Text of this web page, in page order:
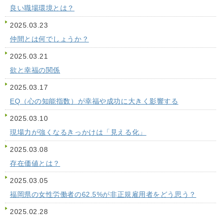
良い職場環境とは？
2025.03.23
仲間とは何でしょうか？
2025.03.21
欲と幸福の関係
2025.03.17
EQ（心の知能指数）が幸福や成功に大きく影響する
2025.03.10
現場力が強くなるきっかけは「見える化」
2025.03.08
存在価値とは？
2025.03.05
福岡県の女性労働者の62.5%が非正規雇用者をどう思う？
2025.02.28